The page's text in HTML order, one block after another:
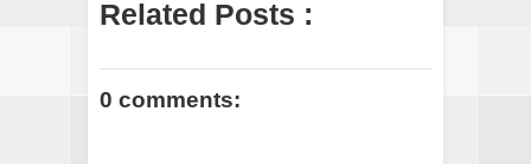
Related Posts :
0 comments: